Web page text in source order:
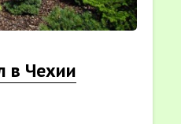
в Чехии